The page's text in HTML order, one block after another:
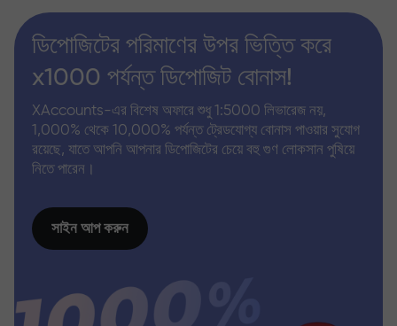
ডিপোজিটের পরিমাণের উপর ভিত্তি করে
x1000 পর্যন্ত ডিপোজিট বোনাস!
XAccounts-এর বিশেষ অফারে শুধু 1:5000 লিভারেজ নয়,
1,000% থেকে 10,000% পর্যন্ত ট্রেডযোগ্য বোনাস পাওয়ার সুযোগ
রয়েছে, যাতে আপনি আপনার ডিপোজিটের চেয়ে বহু গুণ লোকসান পুষিয়ে
নিতে পারেন।
সাইন আপ করুন